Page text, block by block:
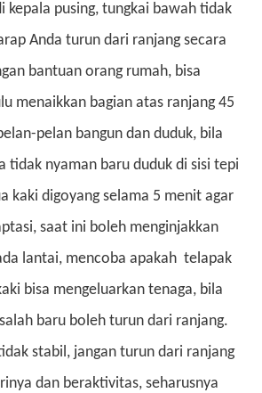
kepala pusing, tungkai bawah tidak
Anda turun dari ranjang secara
bantuan orang rumah, bisa
menaikkan bagian atas ranjang 45
pelan bangun dan duduk, bila
tidak nyaman baru duduk di sisi tepi
kaki digoyang selama 5 menit agar
saat ini boleh menginjakkan
lantai, mencoba apakah telapak
bisa mengeluarkan tenaga, bila
baru boleh turun dari ranjang.
stabil, jangan turun dari ranjang
dan beraktivitas, seharusnya